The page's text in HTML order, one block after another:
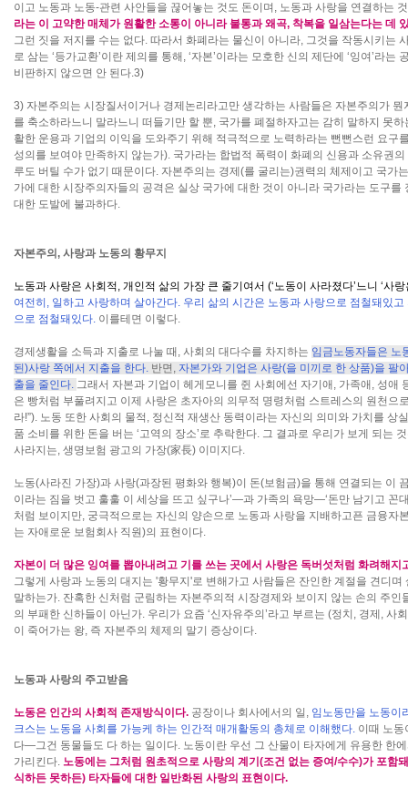
이고 노동과 노동-관련 사안들을 끊어놓는 것도 돈이며, 노동과 사랑을 연결하는
라는 이 고약한 매체가 원활한 소통이 아니라 불통과 왜곡, 착복을 일삼는다는 데
그런 짓을 저지를 수는 없다. 따라서 화폐라는 물신이 아니라, 그것을 작동시키는
로 삼는 ‘등가교환’이란 제의를 통해, ‘자본’이라는 모호한 신의 제단에 ‘잉여’라
비판하지 않으면 안 된다.3)
3) 자본주의는 시장질서이거나 경제논리라고만 생각하는 사람들은 자본주의가
를 축소하라느니 말라느니 떠들기만 할 뿐, 국가를 폐절하자고는 감히 말하지 못
활한 운용과 기업의 이익을 도와주기 위해 적극적으로 노력하라는 뻔뻔스런 요구
성의를 보여야 만족하지 않는가). 국가라는 합법적 폭력이 화폐의 신용과 소유권
루도 버틸 수가 없기 때문이다. 자본주의는 경제(를 굴리는)권력의 체제이고 국가
가에 대한 시장주의자들의 공격은 실상 국가에 대한 것이 아니라 국가라는 도구
대한 도발에 불과하다.
자본주의, 사랑과 노동의 황무지
노동과 사랑은 사회적, 개인적 삶의 가장 큰 줄기여서 (‘노동이 사라졌다’느니 ‘사
여전히, 일하고 사랑하며 살아간다. 우리 삶의 시간은 노동과 사랑으로 점철돼있
으로 점철돼있다. 이를테면 이렇다.
경제생활을 소득과 지출로 나눌 때, 사회의 대다수를 차지하는 임금노동자들은 노
된)사랑 쪽에서 지출을 한다. 반면, 자본가와 기업은 사랑(을 미끼로 한 상품)을 팔
출을 줄인다. 그래서 자본과 기업이 헤게모니를 쥔 사회에선 자기애, 가족애, 성애
은 빵처럼 부풀려지고 이제 사랑은 초자아의 의무적 명령처럼 스트레스의 원천으
라!”). 노동 또한 사회의 물적, 정신적 재생산 동력이라는 자신의 의미와 가치를 상
품 소비를 위한 돈을 버는 ‘고역의 장소’로 추락한다. 그 결과로 우리가 보게 되는
사라지는, 생명보험 광고의 가장(家長) 이미지다.
노동(사라진 가장)과 사랑(과장된 평화와 행복)이 돈(보험금)을 통해 연결되는 이
이라는 짐을 벗고 훌훌 이 세상을 뜨고 싶구나’―과 가족의 욕망―‘돈만 남기고 꼰
처럼 보이지만, 궁극적으로는 자신의 양손으로 노동과 사랑을 지배하고픈 금융자
는 자애로운 보험회사 직원)의 표현이다.
자본이 더 많은 잉여를 뽑아내려고 기를 쓰는 곳에서 사랑은 독버섯처럼 화려해
그렇게 사랑과 노동의 대지는 '황무지'로 변해가고 사람들은 잔인한 계절을 견디
말하는가. 잔혹한 신처럼 군림하는 자본주의적 시장경제와 보이지 않는 손의 주
의 부패한 신하들이 아닌가. 우리가 요즘 ‘신자유주의’라고 부르는 (정치, 경제, 사
이 죽어가는 왕, 즉 자본주의 체제의 말기 증상이다.
노동과 사랑의 주고받음
노동은 인간의 사회적 존재방식이다. 공장이나 회사에서의 일, 임노동만을 노동이
크스는 노동을 사회를 가능케 하는 인간적 매개활동의 총체로 이해했다. 이때 노동
다―그건 동물들도 다 하는 일이다. 노동이란 우선 그 산물이 타자에게 유용한 한
가리킨다. 노동에는 그처럼 원초적으로 사랑의 계기(조건 없는 증여/수수)가 포함
식하든 못하든) 타자들에 대한 일반화된 사랑의 표현이다.